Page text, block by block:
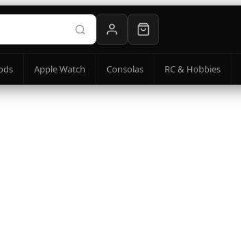
Apple Watch Consolas RC & Hobbies